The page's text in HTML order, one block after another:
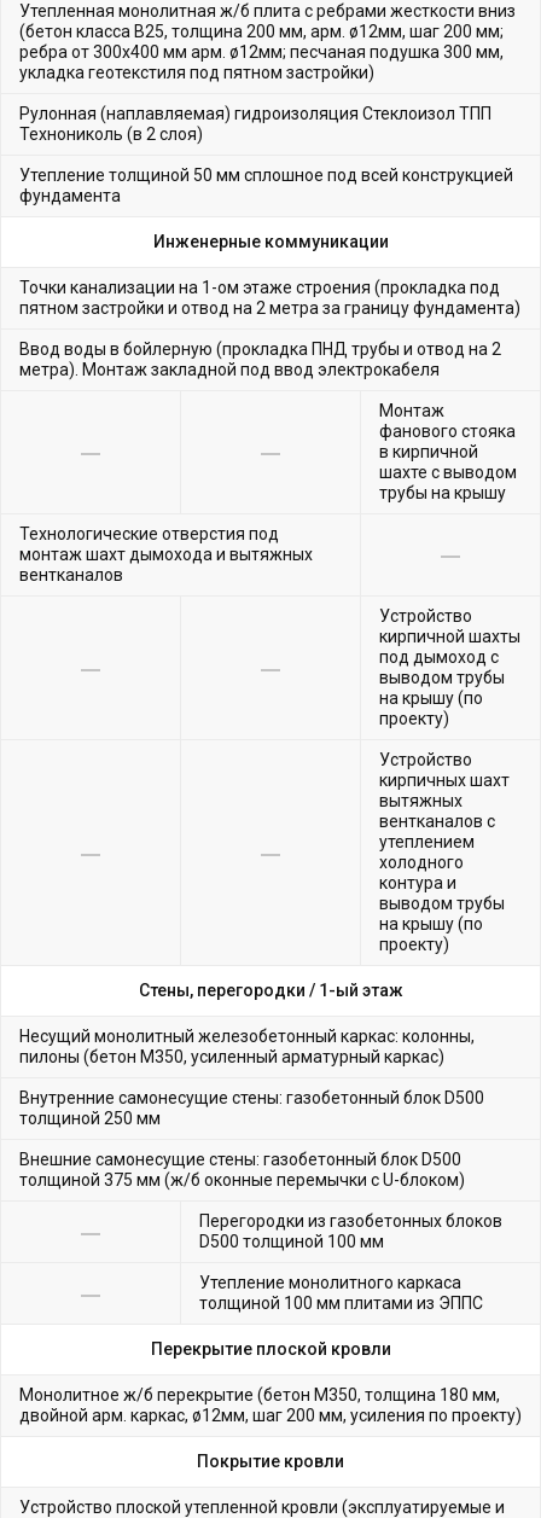
Утепленная монолитная ж/б плита с ребрами жесткости вниз
(бетон класса В25, толщина 200 мм, арм. ø12мм, шаг 200 мм;
ребра от 300х400 мм арм. ø12мм; песчаная подушка 300 мм,
укладка геотекстиля под пятном застройки)
Рулонная (наплавляемая) гидроизоляция Стеклоизол ТПП
Технониколь (в 2 слоя)
Утепление толщиной 50 мм сплошное под всей конструкцией
фундамента
Инженерные коммуникации
Точки канализации на 1-ом этаже строения (прокладка под
пятном застройки и отвод на 2 метра за границу фундамента)
Ввод воды в бойлерную (прокладка ПНД трубы и отвод на 2
метра). Монтаж закладной под ввод электрокабеля
Монтаж
фанового стояка
в кирпичной
шахте с выводом
трубы на крышу
Технологические отверстия под
монтаж шахт дымохода и вытяжных
вентканалов
Устройство
кирпичной шахты
под дымоход с
выводом трубы
на крышу (по
проекту)
Устройство
кирпичных шахт
вытяжных
вентканалов с
утеплением
холодного
контура и
выводом трубы
на крышу (по
проекту)
Стены, перегородки / 1-ый этаж
Несущий монолитный железобетонный каркас: колонны,
пилоны (бетон М350, усиленный арматурный каркас)
Внутренние самонесущие стены: газобетонный блок D500
толщиной 250 мм
Внешние самонесущие стены: газобетонный блок D500
толщиной 375 мм (ж/б оконные перемычки с U-блоком)
Перегородки из газобетонных блоков
D500 толщиной 100 мм
Утепление монолитного каркаса
толщиной 100 мм плитами из ЭППС
Перекрытие плоской кровли
Монолитное ж/б перекрытие (бетон М350, толщина 180 мм,
двойной арм. каркас, ø12мм, шаг 200 мм, усиления по проекту)
Покрытие кровли
Устройство плоской утепленной кровли (эксплуатируемые и